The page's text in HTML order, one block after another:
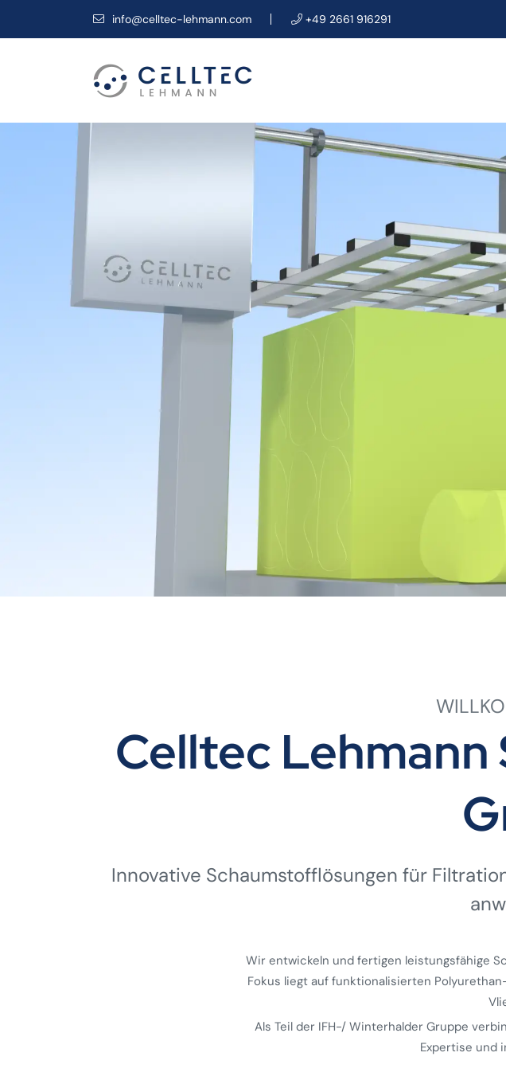
info@celltec-lehmann.com +49 2661 916291
Celltec
Innovative Schaumstoff­lösungen für
Wir entwickeln und fertigen leistungsfähige
Fokus liegt auf funktionalisierten
Als Teil der IFH-/ Winterhalder Gruppe
Expertise und